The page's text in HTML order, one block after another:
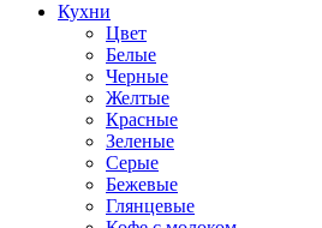
Кухни
Цвет
Белые
Черные
Желтые
Красные
Зеленые
Серые
Бежевые
Глянцевые